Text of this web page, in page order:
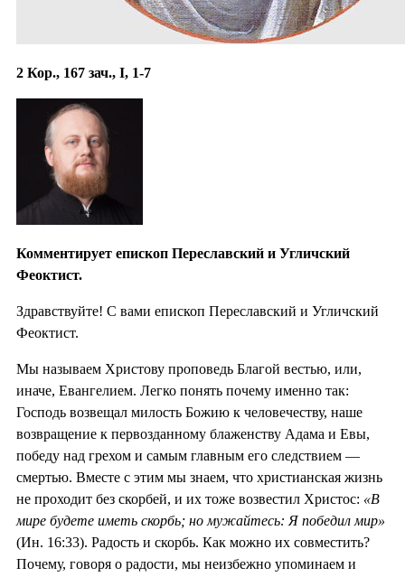
2 Кор., 167 зач., I, 1-7
Комментирует епископ Переславский и Угличский
Феоктист.
Здравствуйте! С вами епископ Переславский и Угличский
Феоктист.
Мы называем Христову проповедь Благой вестью, или,
иначе, Евангелием. Легко понять почему именно так:
Господь возвещал милость Божию к человечеству, наше
возвращение к первозданному блаженству Адама и Евы,
победу над грехом и самым главным его следствием —
смертью. Вместе с этим мы знаем, что христианская жизнь
не проходит без скорбей, и их тоже возвестил Христос: «В
мире будете иметь скорбь; но мужайтесь: Я победил мир»
(Ин. 16:33). Радость и скорбь. Как можно их совместить?
Почему, говоря о радости, мы неизбежно упоминаем и